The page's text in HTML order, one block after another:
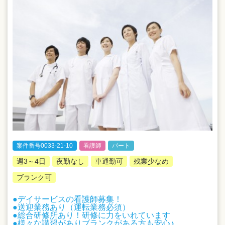
案件番号0033-21-10 看護師 パート
週3～4日 夜勤なし 車通勤可
残業少なめ
ブランク可
●デイサービスの看護師募集！
●送迎業務あり（運転業務必須）
●総合研修所あり！研修に力をいれています